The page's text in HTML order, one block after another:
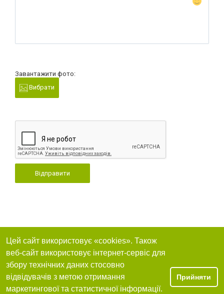
Завантажити фото:
Вибрати
Відправити
Цей сайт використовує «cookies». Також
веб-сайт використовує інтернет-сервіс для
збору технічних даних стосовно
відвідувачів з метою отримання
маркетингової та статистичної інформації.
Прийняти